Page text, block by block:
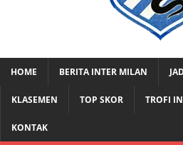
HOME BERITA INTER MILAN
KLASEMEN TOP SKOR TROFI
KONTAK